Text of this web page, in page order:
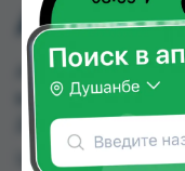
АРАВА
АРАВА ТБ 10МГ
в аптеках,
Душанбе и
Цена: от
250.00